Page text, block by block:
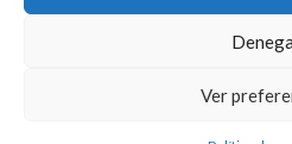
Ver
ASOCIACIÓN DE
AUTOMÓVILES •
Mediación, Arbitraje y
Puedes aprender más sobre